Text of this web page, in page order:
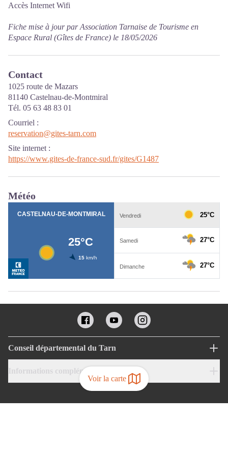
Voir la carte
Accès Internet Wifi
Fiche mise à jour par Association Tarnaise de Tourisme en
Espace Rural (Gîtes de France) le 18/05/2026
Contact
1025 route de Mazars
81140 Castelnau-de-Montmiral
Tél. 05 63 48 83 01
Courriel :
reservation@gites-tarn.com
Site internet :
https://www.gites-de-france-sud.fr/gites/G1487
Météo
Conseil départemental du Tarn
Informations complémentaires